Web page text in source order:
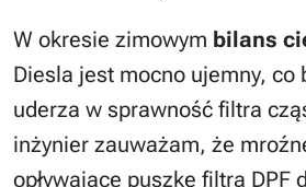
W okresie zimowym bilans
Diesla jest mocno ujemny, co
uderza w sprawność filtra
inżynier zauważam, że
opływające puszkę filtra DPF